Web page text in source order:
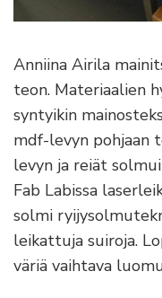
Anniina Airila
teon. Materiaalien
syntyikin
mdf-levyn pohjaan
levyn ja reiät
Fab Labissa
solmi
leikattuja suiroja.
väriä vaihtava